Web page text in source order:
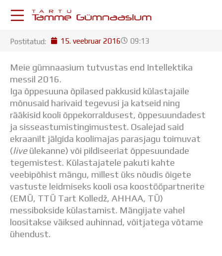
KESKKONNAD
Postkast
Drive
Tamme TV
Tamme Leht
Kooliraadio
Koorilaul
ÕPPETÖÖ
Tunniplaan
Aastaplaan
Õppekava
Ainepassid
Huviringid
Õpilastööd (UPT)
Distantsõpe
Postitatud: 15. veebruar 2016 09:13
Meie gümnaasium tutvustas end Intellektika
messil 2016.
Iga õppesuuna õpilased pakkusid külastajaile
mõnusaid harivaid tegevusi ja katseid ning
rääkisid kooli õppekorraldusest, õppesuundadest
ja sisseastumistingimustest. Osalejad said
ekraanilt jälgida koolimajas parasjagu toimuvat
(liveülekanne) või pildiseeriat õppesuundade
tegemistest. Külastajatele pakuti kahte
veebipõhist mängu, millest üks nõudis õigete
vastuste leidmiseks kooli osa koostööpartnerite
(EMÜ, TTÜ Tart Kolledž, AHHAA, TÜ)
messibokside külastamist. Mängijate vahel
loositakse väiksed auhinnad, võitjatega võtame
ühendust.